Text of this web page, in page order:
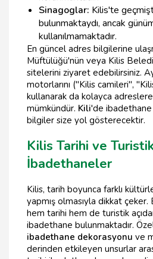
Sinagoglar: Kilis'te
bulunmaktaydı, ancak
kullanılmamaktadır.
En güncel adres bilgilerine
Müftülüğü'nün veya Kilis
sitelerini ziyaret edebilirsiniz.
motorlarını ("Kilis camileri",
kullanarak da kolayca adreslere
mümkündür. Kili'de ibadethane
bilgiler size yol gösterecektir.
Kilis Tarihi ve
İbadethaneler
Kilis, tarih boyunca farklı
yapmış olmasıyla dikkat
hem tarihi hem de turistik
ibadethane bulunmaktadır.
ibadethane dekorasyonu ve
derinden etkileyen unsurlar